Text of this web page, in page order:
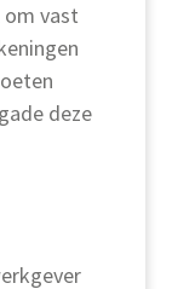
vast
deze